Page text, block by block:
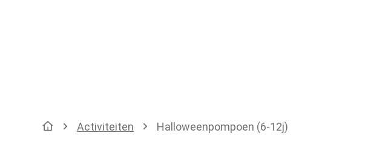
Startpagina
Activiteiten Halloweenpompoen (6-12j)